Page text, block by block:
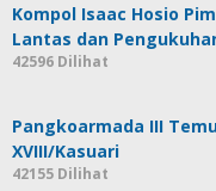
Kompol Isaac Hosio
Lantas dan
42596 Dilihat
Pangkoarmada III
XVIII/Kasuari
42155 Dilihat